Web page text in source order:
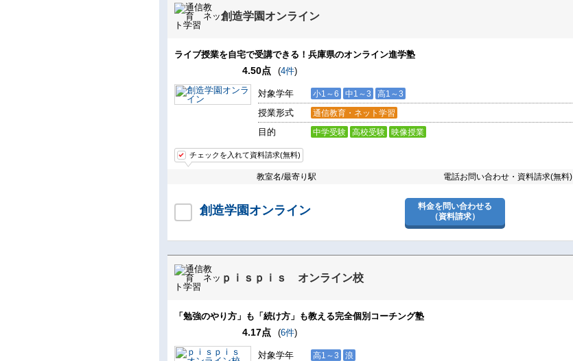
創造学園オンライン
ライブ授業を自宅で受講できる！兵庫県のオンライン進学塾
4.50点 (4件)
対象学年 小1～6 中1～3 高1～3
授業形式 通信教育・ネット学習
目的 中学受験 高校受験 映像授業
チェックを入れて資料請求(無料)
教室名/最寄り駅 電話お問い合わせ・資料請求(無料)
創造学園オンライン
料金を問い合わせる
（資料請求）
ｐｉｓｐｉｓ オンライン校
「勉強のやり方」も「続け方」も教える完全個別コーチング塾
4.17点 (6件)
対象学年 高1～3 浪